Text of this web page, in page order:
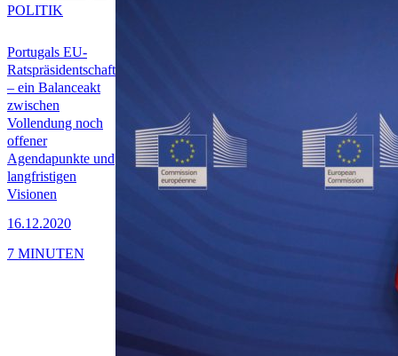
Portugals EU-
Ratspräsidentschaft
– ein Balanceakt
zwischen
Vollendung noch
offener
Agendapunkte und
langfristigen
Visionen
16.12.2020
POLITIK
7 MINUTEN